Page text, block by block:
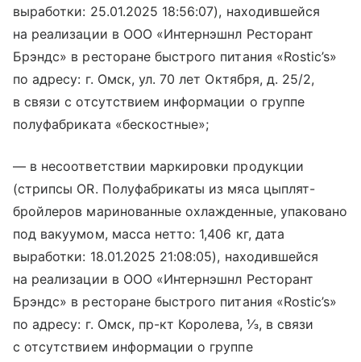
выработки: 25.01.2025 18:56:07), находившейся
на реализации в ООО «Интернэшнл Ресторант
Брэндс» в ресторане быстрого питания «Rostic’s»
по адресу: г. Омск, ул. 70 лет Октября, д. 25/2,
в связи с отсутствием информации о группе
полуфабриката «бескостные»;
— в несоответствии маркировки продукции
(стрипсы OR. Полуфабрикаты из мяса цыплят-
бройлеров маринованные охлажденные, упаковано
под вакуумом, масса нетто: 1,406 кг, дата
выработки: 18.01.2025 21:08:05), находившейся
на реализации в ООО «Интернэшнл Ресторант
Брэндс» в ресторане быстрого питания «Rostic’s»
по адресу: г. Омск, пр-кт Королева, ⅓, в связи
с отсутствием информации о группе